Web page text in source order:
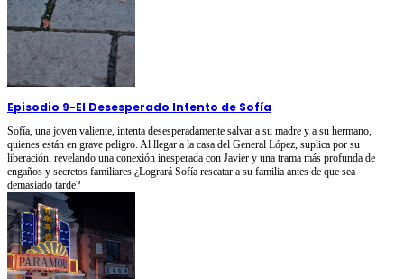
Episodio 9-El Desesperado Intento de Sofía
Sofía, una joven valiente, intenta desesperadamente salvar a su madre y a su hermano,
quienes están en grave peligro. Al llegar a la casa del General López, suplica por su
liberación, revelando una conexión inesperada con Javier y una trama más profunda de
engaños y secretos familiares.¿Logrará Sofía rescatar a su familia antes de que sea
demasiado tarde?